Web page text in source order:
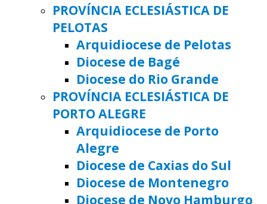
PROVÍNCIA ECLESIÁSTICA DE
PELOTAS
Arquidiocese de Pelotas
Diocese de Bagé
Diocese do Rio Grande
PROVÍNCIA ECLESIÁSTICA DE
PORTO ALEGRE
Arquidiocese de Porto
Alegre
Diocese de Caxias do Sul
Diocese de Montenegro
Diocese de Novo Hamburgo